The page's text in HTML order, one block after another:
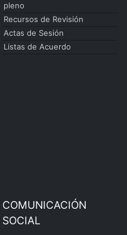
pleno
Recursos de Revisión
Actas de Sesión
Listas de Acuerdo
COMUNICACIÓN
SOCIAL